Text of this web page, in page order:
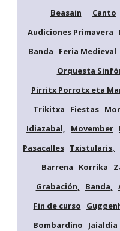
Beasain
Canto
Audiciones Primavera
Banda
Feria Medieval
Orquesta
Pirritx Porrotx eta
Trikitxa
Fiestas
Idiazabal,
Movember
Pasacalles Txistularis,
Barrena
Korrika
Grabación,
Banda,
Fin de curso
Bombardino
Jaialdia